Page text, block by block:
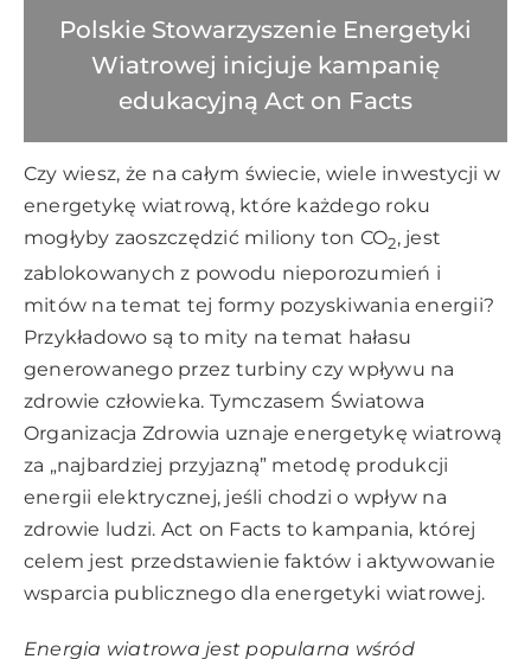
Polskie Stowarzyszenie Energetyki
Wiatrowej inicjuje kampanię
edukacyjną Act on Facts
Czy wiesz, że na całym świecie, wiele inwestycji w
energetykę wiatrową, które każdego roku
mogłyby zaoszczędzić miliony ton CO2, jest
zablokowanych z powodu nieporozumień i
mitów na temat tej formy pozyskiwania energii?
Przykładowo są to mity na temat hałasu
generowanego przez turbiny czy wpływu na
zdrowie człowieka. Tymczasem Światowa
Organizacja Zdrowia uznaje energetykę wiatrową
za „najbardziej przyjazną” metodę produkcji
energii elektrycznej, jeśli chodzi o wpływ na
zdrowie ludzi. Act on Facts to kampania, której
celem jest przedstawienie faktów i aktywowanie
wsparcia publicznego dla energetyki wiatrowej.
Energia wiatrowa jest popularna wśród